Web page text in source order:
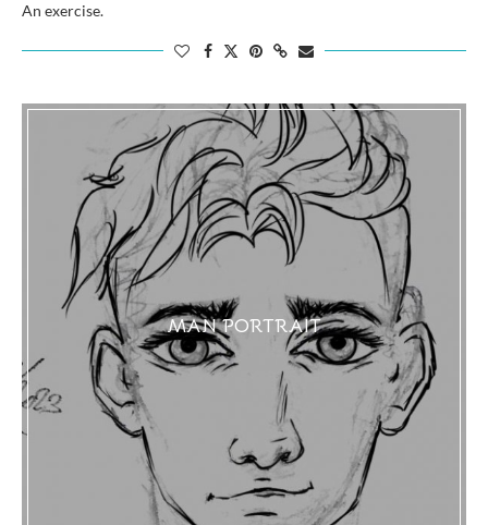
An exercise.
MAN PORTRAIT